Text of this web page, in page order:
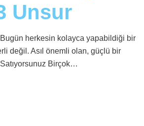
Unsur
herkesin kolayca yapabildiği bir
değil. Asıl önemli olan, güçlü bir
Birçok…